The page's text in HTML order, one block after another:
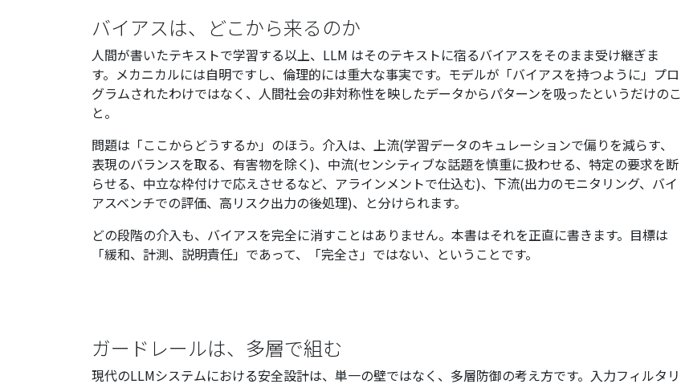
バイアスは、どこから来るのか
人間が書いたテキストで学習する以上、LLM はそのテキストに宿るバイアスをそのまま受け継ぎま
す。メカニカルには自明ですし、倫理的には重大な事実です。モデルが「バイアスを持つように」プロ
グラムされたわけではなく、人間社会の非対称性を映したデータからパターンを吸ったというだけのこ
と。
問題は「ここからどうするか」のほう。介入は、上流(学習データのキュレーションで偏りを減らす、
表現のバランスを取る、有害物を除く)、中流(センシティブな話題を慎重に扱わせる、特定の要求を断
らせる、中立な枠付けで応えさせるなど、アラインメントで仕込む)、下流(出力のモニタリング、バイ
アスベンチでの評価、高リスク出力の後処理)、と分けられます。
どの段階の介入も、バイアスを完全に消すことはありません。本書はそれを正直に書きます。目標は
「緩和、計測、説明責任」であって、「完全さ」ではない、ということです。
ガードレールは、多層で組む
現代のLLMシステムにおける安全設計は、単一の壁ではなく、多層防御の考え方です。入力フィルタリ